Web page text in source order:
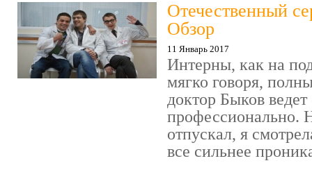
Отечественный
Обзор
11 Январь 2017
Интерны, как на
мягко говоря,
доктор Быков ведет
профессионально.
отпускал, я
все сильнее